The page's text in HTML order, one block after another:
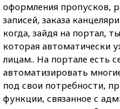
оформления пропусков,
записей, заказа
когда, зайдя на портал,
которая автоматически
лицам.. На портале есть
автоматизировать
под свои потребности,
функции, связанное с